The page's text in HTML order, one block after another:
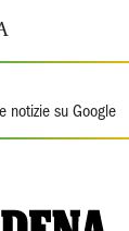
notizie su Google